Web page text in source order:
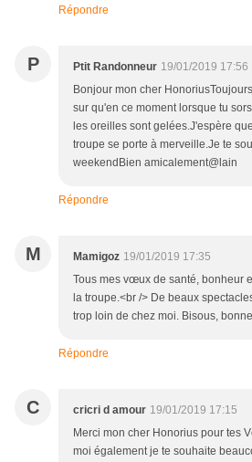
Répondre
P Ptit Randonneur 19/01/2019 17:56
Bonjour mon cher
sur qu'en ce moment lorsque tu
les oreilles sont gelées.J'espère
troupe se porte à merveille.Je te
weekendBien amicalement@lain
Répondre
M Mamigoz 19/01/2019 17:35
Tous mes vœux de santé, bonheur
la troupe.<br /> De beaux
trop loin de chez moi. Bisous,
Répondre
C cricri d amour 19/01/2019 17:15
Merci mon cher Honorius pour tes
moi également je te souhaite